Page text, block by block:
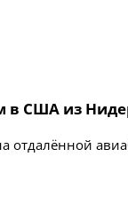
США из
отдалённой